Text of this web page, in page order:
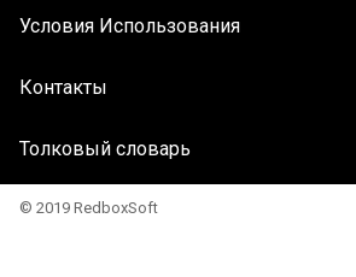
Условия Использования
Контакты
Толковый словарь
© 2019 RedboxSoft